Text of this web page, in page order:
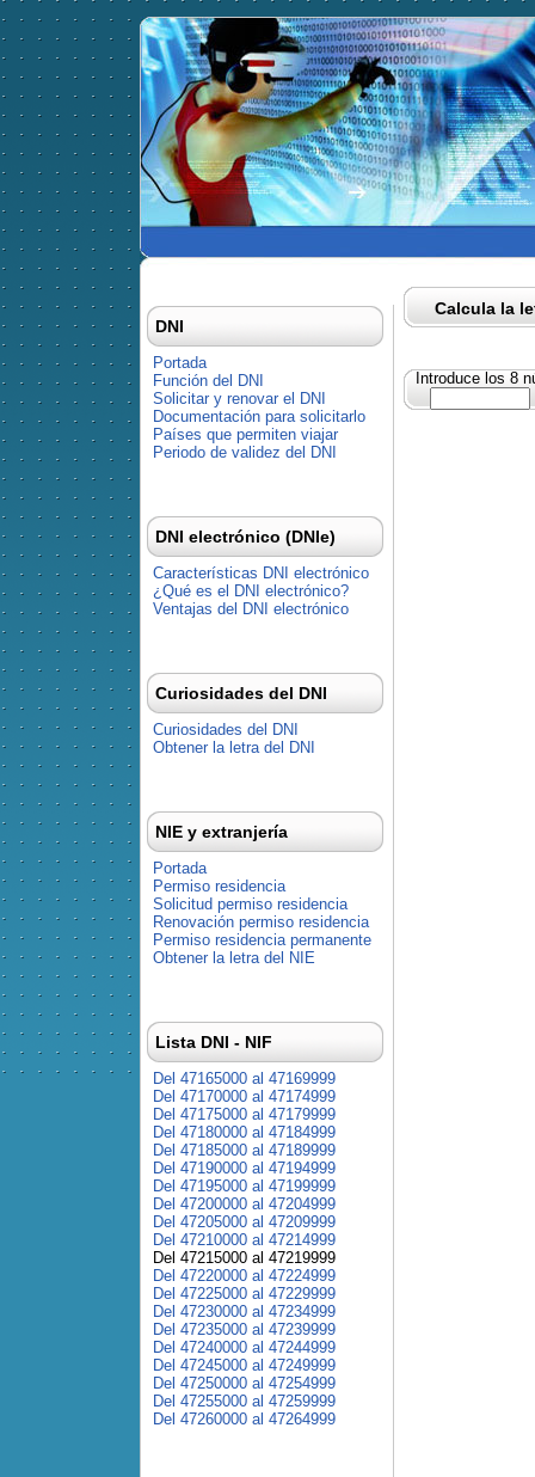
Calcula la
Introduce los 8
DNI
Portada
Función del DNI
Solicitar y renovar el DNI
Documentación para solicitarlo
Países que permiten viajar
Periodo de validez del DNI
DNI electrónico (DNIe)
Características DNI electrónico
¿Qué es el DNI electrónico?
Ventajas del DNI electrónico
Curiosidades del DNI
Curiosidades del DNI
Obtener la letra del DNI
NIE y extranjería
Portada
Permiso residencia
Solicitud permiso residencia
Renovación permiso residencia
Permiso residencia permanente
Obtener la letra del NIE
Lista DNI - NIF
Del 47165000 al 47169999
Del 47170000 al 47174999
Del 47175000 al 47179999
Del 47180000 al 47184999
Del 47185000 al 47189999
Del 47190000 al 47194999
Del 47195000 al 47199999
Del 47200000 al 47204999
Del 47205000 al 47209999
Del 47210000 al 47214999
Del 47215000 al 47219999
Del 47220000 al 47224999
Del 47225000 al 47229999
Del 47230000 al 47234999
Del 47235000 al 47239999
Del 47240000 al 47244999
Del 47245000 al 47249999
Del 47250000 al 47254999
Del 47255000 al 47259999
Del 47260000 al 47264999